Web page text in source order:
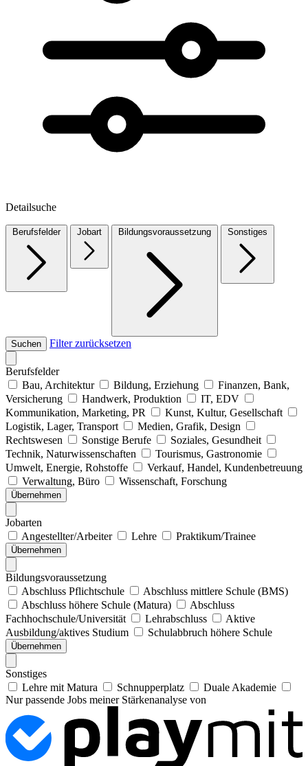
Detailsuche
Berufsfelder Jobart Bildungsvoraussetzung Sonstiges
Suchen Filter zurücksetzen
Berufsfelder
Bau, Architektur
Bildung, Erziehung
Finanzen, Bank,
Versicherung
Handwerk, Produktion
IT, EDV
Kommunikation, Marketing, PR
Kunst, Kultur, Gesellschaft
Logistik, Lager, Transport
Medien, Grafik, Design
Rechtswesen
Sonstige Berufe
Soziales, Gesundheit
Technik, Naturwissenschaften
Tourismus, Gastronomie
Umwelt, Energie, Rohstoffe
Verkauf, Handel, Kundenbetreuung
Verwaltung, Büro
Wissenschaft, Forschung
Übernehmen
Jobarten
Angestellter/Arbeiter
Lehre Praktikum/Trainee
Übernehmen
Bildungsvoraussetzung
Abschluss Pflichtschule
Abschluss mittlere Schule (BMS)
Abschluss höhere Schule (Matura)
Abschluss
Fachhochschule/Universität
Lehrabschluss
Aktive
Ausbildung/aktives Studium
Schulabbruch höhere Schule
Übernehmen
Sonstiges
Lehre mit Matura
Schnupperplatz
Duale Akademie
Nur passende Jobs meiner Stärkenanalyse von